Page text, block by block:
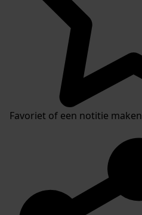
Favoriet of een notitie maken